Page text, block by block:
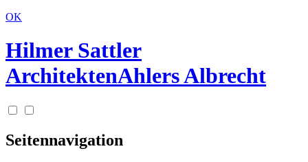
OK
Hilmer Sattler
ArchitektenAhlers Albrecht
Seitennavigation